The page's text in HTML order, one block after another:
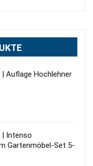
Auflage Hochlehner
| Intenso
Gartenmöbel-Set 5-